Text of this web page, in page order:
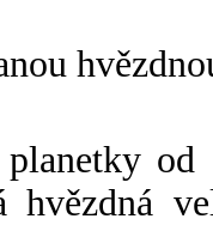
od
hvězdná